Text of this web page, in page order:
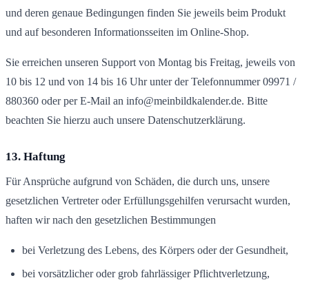
und deren genaue Bedingungen finden Sie jeweils beim Produkt
und auf besonderen Informationsseiten im Online-Shop.
Sie erreichen unseren Support von Montag bis Freitag, jeweils von
10 bis 12 und von 14 bis 16 Uhr unter der Telefonnummer 09971 /
880360 oder per E-Mail an info@meinbildkalender.de. Bitte
beachten Sie hierzu auch unsere Datenschutzerklärung.
13. Haftung
Für Ansprüche aufgrund von Schäden, die durch uns, unsere
gesetzlichen Vertreter oder Erfüllungsgehilfen verursacht wurden,
haften wir nach den gesetzlichen Bestimmungen
bei Verletzung des Lebens, des Körpers oder der Gesundheit,
bei vorsätzlicher oder grob fahrlässiger Pflichtverletzung,